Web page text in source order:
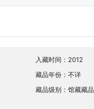
入藏时间：2012
藏品年份：不详
藏品级别：馆藏藏品